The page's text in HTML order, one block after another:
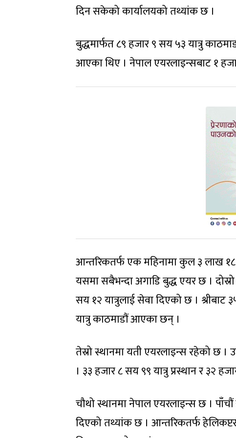
दिन सकेको कार्यालयको तथ्यांक छ ।
बुद्धमार्फत ८९ हजार ९ सय ५३ यात्रु
आएका थिए । नेपाल एयरलाइन्सबाट १
आन्तरिकतर्फ एक महिनामा कुल ३ लाख १८
यसमा सबैभन्दा अगाडि बुद्ध एयर छ ।
सय १२ यात्रुलाई सेवा दिएको छ ।
यात्रु काठमाडौं आएका छन् ।
तेस्रो स्थानमा यती एयरलाइन्स रहेको छ
। ३३ हजार ८ सय ९९ यात्रु प्रस्थान र
चौथो स्थानमा नेपाल एयरलाइन्स छ ।
दिएको तथ्यांक छ । आन्तरिकतर्फ